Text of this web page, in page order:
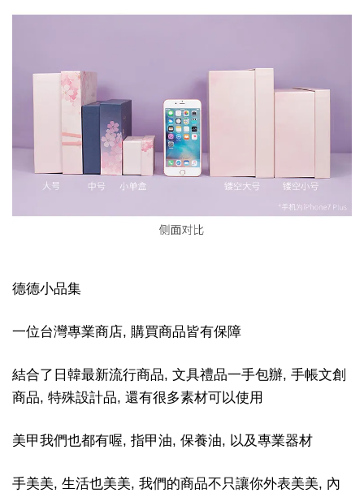
德德小品集
一位台灣專業商店, 購買商品皆有保障
結合了日韓最新流行商品, 文具禮品一手包辦, 手帳文創
商品, 特殊設計品, 還有很多素材可以使用
美甲我們也都有喔, 指甲油, 保養油, 以及專業器材
手美美, 生活也美美, 我們的商品不只讓你外表美美, 內